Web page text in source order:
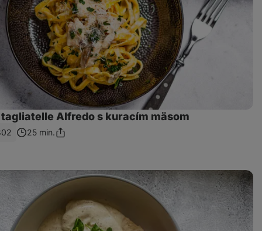
Alfredo s kuracím mäsom
25 min.Zdieľať